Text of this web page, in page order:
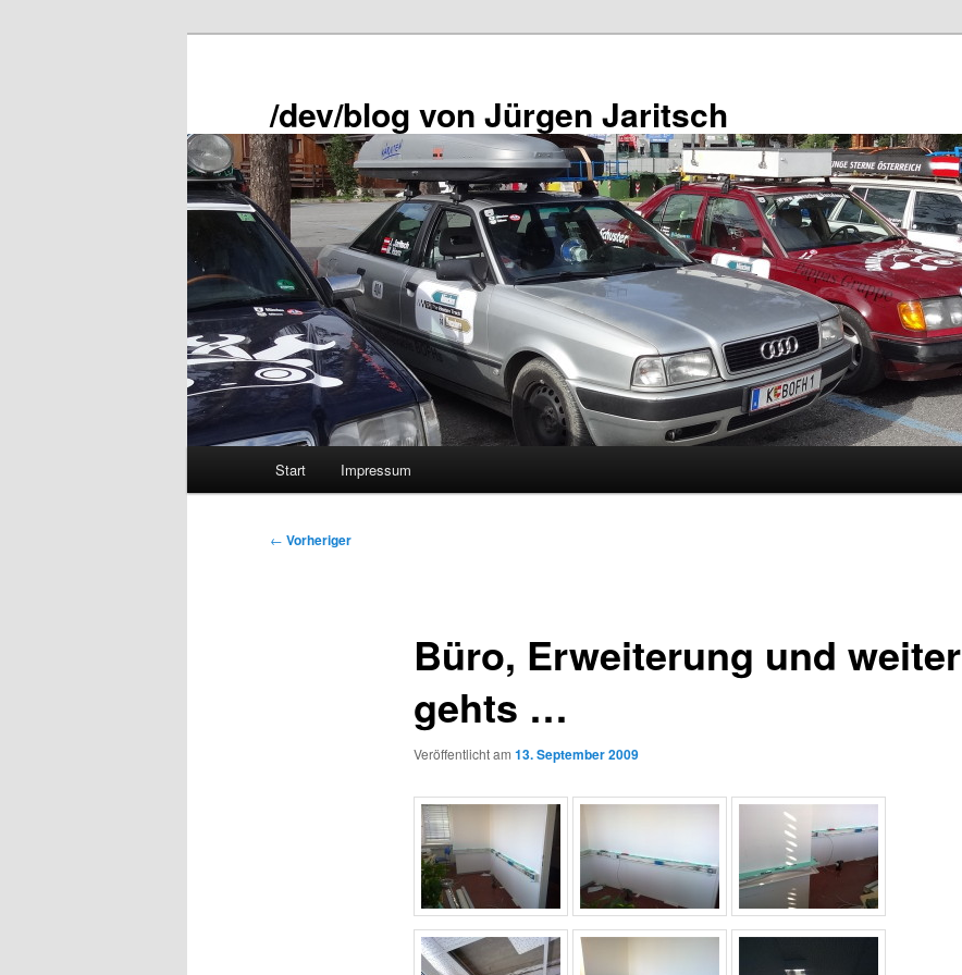
/dev/blog von Jürgen Jaritsch
Start Impressum
Beitragsnavigation
← Vorheriger
Büro, Erweiterung und weiter
gehts …
Veröffentlicht am 13. September 2009